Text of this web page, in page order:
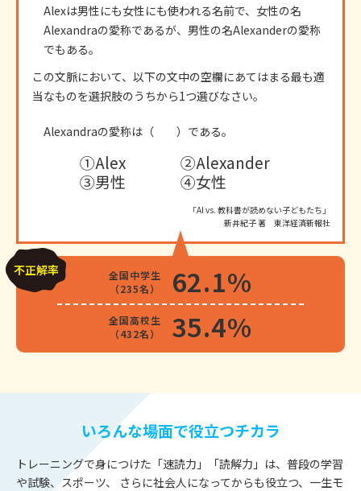
Alexは男性にも女性にも使われる名前で、女性の名
Alexandraの愛称であるが、男性の名Alexanderの愛称
でもある。
この文脈において、以下の文中の空欄にあてはまる最も適
当なものを選択肢のうちから1つ選びなさい。
Alexandraの愛称は（ ）である。
①Alex
②Alexander
③男性
④女性
「AI vs. 教科書が読めない子どもたち」
新井紀子 著 東洋経済新報社
不正解率
全国中学生
（235名）
62.1%
全国高校生
（432名）
35.4%
いろんな場面で役立つチカラ
トレーニングで身につけた「速読力」「読解力」は、普段の学習
や試験、スポーツ、
さらに社会人になってからも役立つ、一生モ